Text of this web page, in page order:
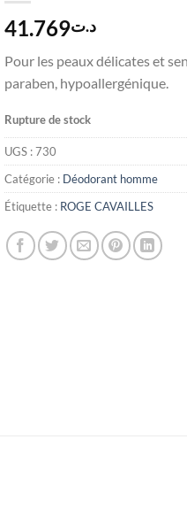
د.ت41.769
Pour les peaux délicates et
paraben, hypoallergénique.
Rupture de stock
UGS :730
Catégorie : Déodorant homme
Étiquette : ROGE CAVAILLES